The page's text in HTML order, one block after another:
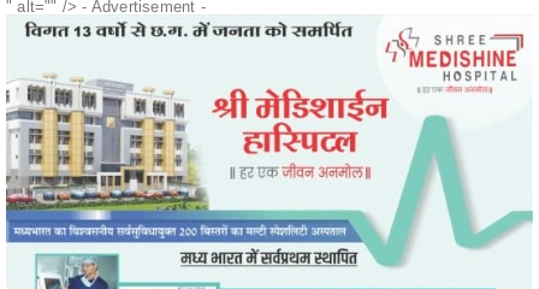
" alt="" />- Advertisement -